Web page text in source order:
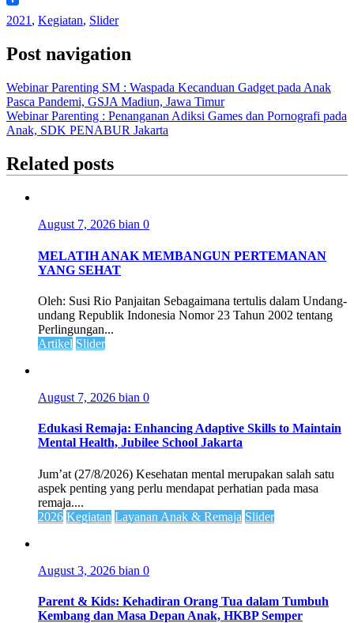
2021 , Kegiatan, Slider
Post navigation
Webinar Parenting SM : Waspada Kecanduan Gadget pada Anak
Pasca Pandemi, GSJA Madiun, Jawa Timur
Webinar Parenting : Penanganan Adiksi Games dan Pornografi pada
Anak, SDK PENABUR Jakarta
Related posts
August 7, 2026 bian 0
MELATIH ANAK MEMBANGUN PERTEMANAN
YANG SEHAT
Oleh: Susi Rio Panjaitan Sebagaimana tertulis dalam Undang-
undang Republik Indonesia Nomor 23 Tahun 2002 tentang
Perlingungan...
Artikel Slider
August 7, 2026 bian 0
Edukasi Remaja: Enhancing Adaptive Skills to Maintain
Mental Health, Jubilee School Jakarta
Jum’at (27/8/2026) Kesehatan mental merupakan salah satu
aspek penting yang perlu mendapat perhatian pada masa
remaja....
2026 Kegiatan Layanan Anak & Remaja Slider
August 3, 2026 bian 0
Parent & Kids: Kehadiran Orang Tua dalam Tumbuh
Kembang dan Masa Depan Anak, HKBP Semper